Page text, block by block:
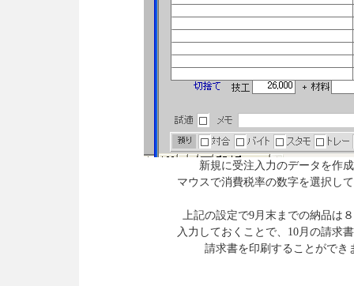
新規に受注入力のデータを作
マウスで消費税率の数字を選択し
上記の設定で9月末までの納品は
入力しておくことで、10月の請求
請求書を印刷することができ